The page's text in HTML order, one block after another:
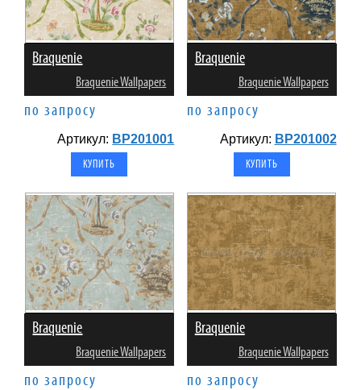
Braquenie
Braquenie Wallpapers
по запросу
Артикул: BP201001
Braquenie
Braquenie Wallpapers
по запросу
Артикул: BP201002
Braquenie
Braquenie Wallpapers
по запросу
Braquenie
Braquenie Wallpapers
по запросу